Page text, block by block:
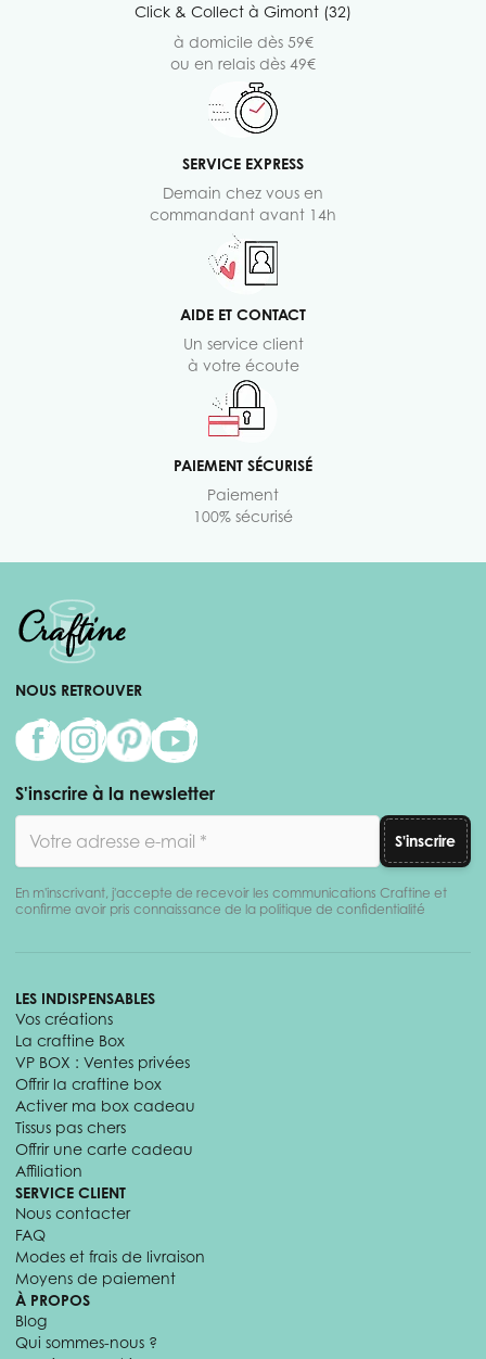
Click & Collect à Gimont (32)
à domicile dès 59€
ou en relais dès 49€
SERVICE EXPRESS
Demain chez vous en
commandant avant 14h
AIDE ET CONTACT
Un service client
à votre écoute
PAIEMENT SÉCURISÉ
Paiement
100% sécurisé
NOUS RETROUVER
S'inscrire à la newsletter
S'inscrire
En m'inscrivant, j'accepte de recevoir les communications Craftine et
confirme avoir pris connaissance de la politique de confidentialité
LES INDISPENSABLES
Vos créations
La craftine Box
VP BOX : Ventes privées
Offrir la craftine box
Activer ma box cadeau
Tissus pas chers
Offrir une carte cadeau
Affiliation
SERVICE CLIENT
Nous contacter
FAQ
Modes et frais de livraison
Moyens de paiement
À PROPOS
Blog
Qui sommes-nous ?